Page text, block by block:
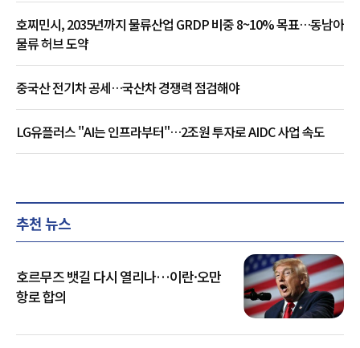
호찌민시, 2035년까지 물류산업 GRDP 비중 8~10% 목표…동남아
물류 허브 도약
중국산 전기차 공세…국산차 경쟁력 점검해야
LG유플러스 "AI는 인프라부터"…2조원 투자로 AIDC 사업 속도
추천 뉴스
호르무즈 뱃길 다시 열리나…이란·오만
항로 합의